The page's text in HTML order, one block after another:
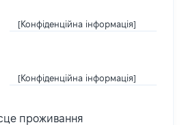
[Конфіденційна інформація]
[Конфіденційна інформація]
проживання